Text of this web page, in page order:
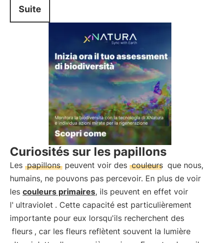
Suite
Curiosités sur les papillons
Les papillons peuvent voir des couleurs que nous,
humains, ne pouvons pas percevoir. En plus de voir
les couleurs primaires, ils peuvent en effet voir
l' ultraviolet . Cette capacité est particulièrement
importante pour eux lorsqu'ils recherchent des
fleurs , car les fleurs reflètent souvent la lumière